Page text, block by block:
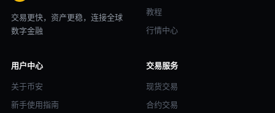
交易更快，资产更稳，连接全球
数字金融
教程
行情中心
用户中心
关于币安
新手使用指南
交易服务
现货交易
合约交易